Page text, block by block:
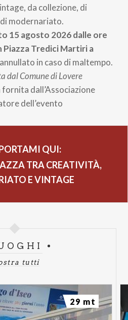
da collezione, di
modernariato.
15 agosto 2026 dalle ore
Piazza Tredici Martiri a
annullato in caso di maltempo.
dal Comune di Lovere
dall’Associazione
dell’evento
QUI:
TRA CREATIVITÀ,
E VINTAGE
tutti
29 mt